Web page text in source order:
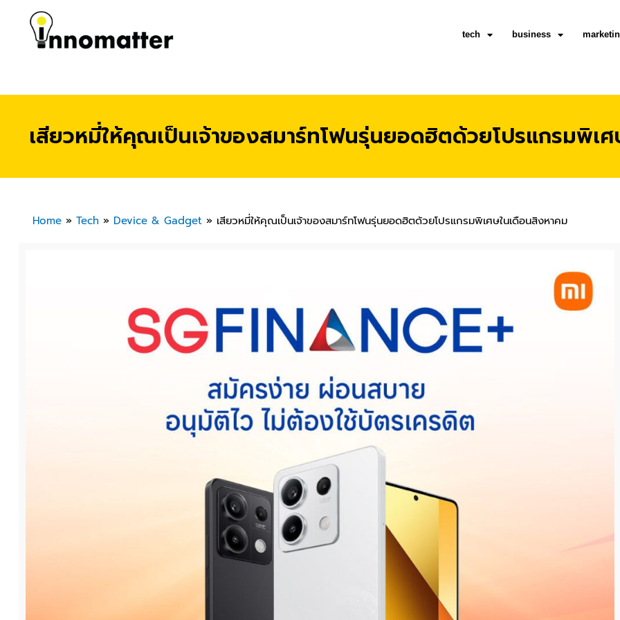
tech business
เสียวหมี่ให้คุณเป็นเจ้าของสมาร์ทโฟนรุ่นยอดฮิตด้วยโปรแกรมพิเ
Home» Tech» Device & Gadget» เสียวหมี่ให้คุณเป็นเจ้าของสมาร์ทโฟนรุ่นยอดฮิตด้วยโปรแกรมพิเศษในเดือนสิงหาคม